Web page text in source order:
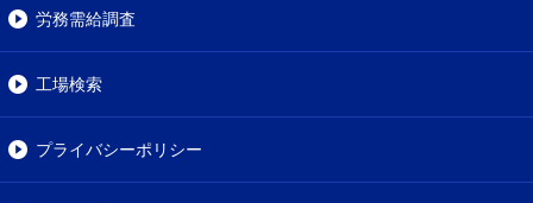
労務需給調査
工場検索
プライバシーポリシー